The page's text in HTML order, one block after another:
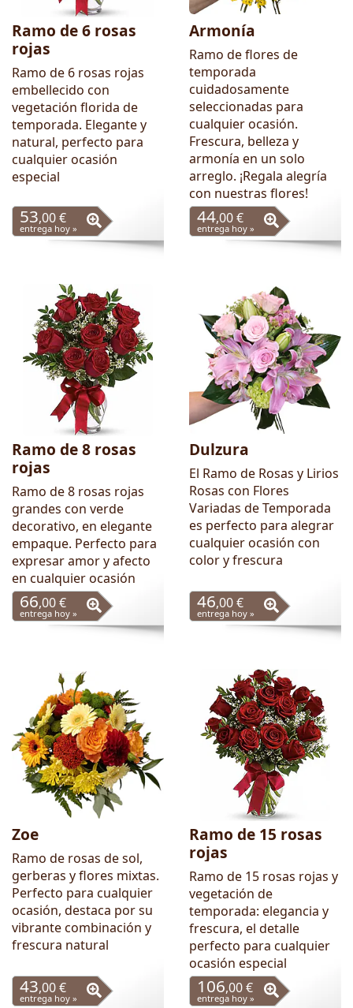
Ramo de 6 rosas
rojas
Ramo de 6 rosas rojas
embellecido con
vegetación florida de
temporada. Elegante y
natural, perfecto para
cualquier ocasión
especial
53,00 €
entrega hoy »
Armonía
Ramo de flores de
temporada
cuidadosamente
seleccionadas para
cualquier ocasión.
Frescura, belleza y
armonía en un solo
arreglo. ¡Regala alegría
con nuestras flores!
44,00 €
entrega hoy »
Ramo de 8 rosas
rojas
Ramo de 8 rosas rojas
grandes con verde
decorativo, en elegante
empaque. Perfecto para
expresar amor y afecto
en cualquier ocasión
66,00 €
entrega hoy »
Dulzura
El Ramo de Rosas y Lirios
Rosas con Flores
Variadas de Temporada
es perfecto para alegrar
cualquier ocasión con
color y frescura
46,00 €
entrega hoy »
Zoe
Ramo de rosas de sol,
gerberas y flores mixtas.
Perfecto para cualquier
ocasión, destaca por su
vibrante combinación y
frescura natural
43,00 €
entrega hoy »
Ramo de 15 rosas
rojas
Ramo de 15 rosas rojas y
vegetación de
temporada: elegancia y
frescura, el detalle
perfecto para cualquier
ocasión especial
106,00 €
entrega hoy »